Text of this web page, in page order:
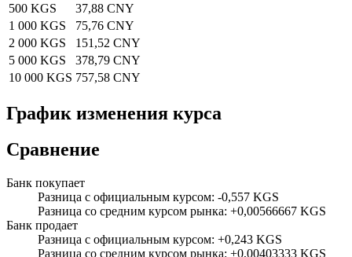
500 KGS
37,88 CNY
1 000 KGS
75,76 CNY
2 000 KGS
151,52 CNY
5 000 KGS
378,79 CNY
10 000 KGS 757,58 CNY
График изменения курса
Сравнение
Банк покупает
Разница с официальным курсом: -0,557 KGS
Разница со средним курсом рынка: +0,00566667 KGS
Банк продает
Разница с официальным курсом: +0,243 KGS
Разница со средним курсом рынка: +0,00403333 KGS